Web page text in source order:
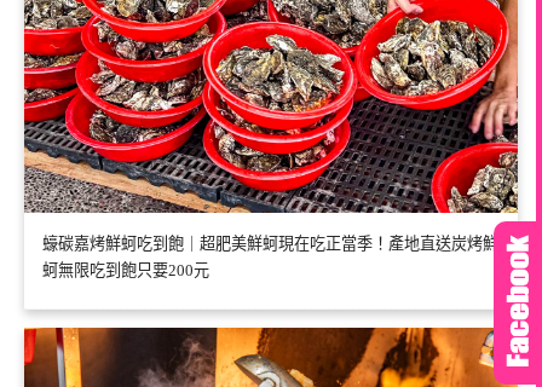
蠔碳嘉烤鮮蚵吃到飽｜超肥美鮮蚵現在吃正當季！產地直送炭烤鮮
蚵無限吃到飽只要200元